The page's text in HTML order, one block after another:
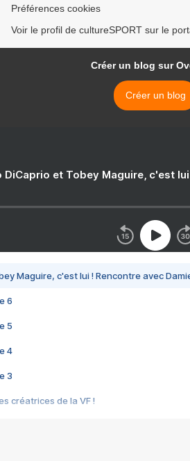
Préférences cookies
Voir le profil de cultureSPORT sur le
Créer un blog sur
Créer un blog
DiCaprio et Tobey Maguire, c'est
Maguire, c'est lui ! Rencontre avec
6
5
4
3
créatrices de la VF !